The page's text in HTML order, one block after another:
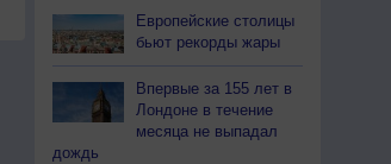
Европейские столицы
бьют рекорды жары
Впервые за 155 лет в
Лондоне в течение
месяца не выпадал
дождь